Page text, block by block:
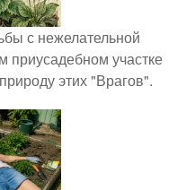
с нежелательной
приусадебном участке
этих "Врагов".